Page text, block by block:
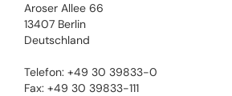
Aroser Allee 66
13407 Berlin
Deutschland
Telefon: +49 30 39833-0
Fax: +49 30 39833-111